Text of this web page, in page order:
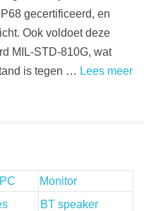
gecertificeerd, en
Ook voldoet deze
MIL-STD-810G, wat
is tegen … Lees meer
Monitor
BT speaker